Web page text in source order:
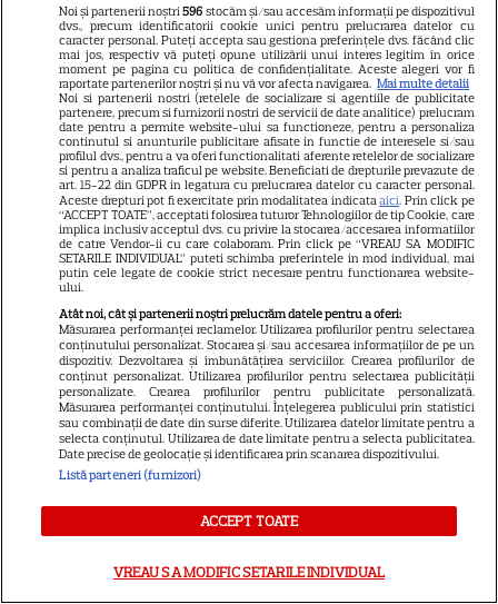
de minute
3
VEDETE STRĂINE
Marvel are un nou Black
Panther. David Jonsson preia
moștenirea lui Chadwick
Boseman
7
VEDETE STRĂINE
Rider din Universul Marvel.
Anunțul făcut la Comic-Con i-
a entuziasmat pe fani
DISNEY PLUS
„Diavolul se îmbracă de la
Prada 2” s-a lansat pe Disney+.
Meryl Streep și Anne
Runway
Noi și partenerii noștri596 stocăm și/sau accesăm informații pe dispozitivul
dvs., precum identificatorii cookie unici pentru prelucrarea datelor cu
caracter personal. Puteți accepta sau gestiona preferințele dvs. făcând clic
mai jos, respectiv vă puteți opune utilizării unui interes legitim în orice
moment pe pagina cu politica de confidențialitate. Aceste alegeri vor fi
raportate partenerilor noștri și nu vă vor afecta navigarea. Mai multe detalii
Noi si partenerii nostri (retelele de socializare si agentiile de publicitate
partenere, precum si furnizorii nostri de servicii de date analitice) prelucram
date pentru a permite website-ului sa functioneze, pentru a personaliza
continutul si anunturile publicitare afisate in functie de interesele si/sau
profilul dvs., pentru a va oferi functionalitati aferente retelelor de socializare
si pentru a analiza traficul pe website. Beneficiati de drepturile prevazute de
art. 15-22 din GDPR in legatura cu prelucrarea datelor cu caracter personal.
Aceste drepturi pot fi exercitate prin modalitatea indicataaici. Prin click pe
“ACCEPT TOATE”, acceptati folosirea tuturor Tehnologiilor de tip Cookie, care
implica inclusiv acceptul dvs. cu privire la stocarea/accesarea informatiilor
de catre Vendor-ii cu care colaboram. Prin click pe “VREAU SA MODIFIC
SETARILE INDIVIDUAL” puteti schimba preferintele in mod individual, mai
putin cele legate de cookie strict necesare pentru functionarea website-
ului.
Atât noi, cât și partenerii noștri prelucrăm datele pentru a oferi:
Măsurarea performanței reclamelor. Utilizarea profilurilor pentru selectarea
conținutului personalizat. Stocarea și/sau accesarea informațiilor de pe un
dispozitiv. Dezvoltarea și îmbunătățirea serviciilor. Crearea profilurilor de
conținut personalizat. Utilizarea profilurilor pentru selectarea publicității
personalizate. Crearea profilurilor pentru publicitate personalizată.
Măsurarea performanței conținutului. Înțelegerea publicului prin statistici
sau combinații de date din surse diferite. Utilizarea datelor limitate pentru a
selecta conținutul. Utilizarea de date limitate pentru a selecta publicitatea.
Date precise de geolocație și identificarea prin scanarea dispozitivului.
Listă parteneri (furnizori)
ACCEPT TOATE
VREAU SA MODIFIC SETARILE INDIVIDUAL